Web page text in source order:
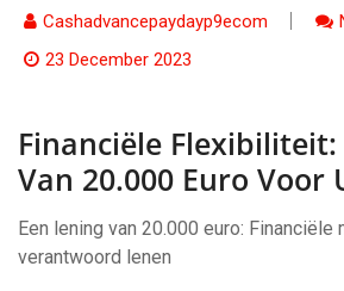
Cashadvancepaydayp9ecom
23 December 2023
Financiële Flexibiliteit:
Van 20.000 Euro Voor
Een lening van 20.000 euro: Financiële
verantwoord lenen